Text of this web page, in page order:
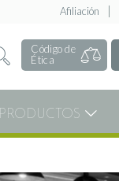
Afiliación
Código de
Ética
PRODUCTOS